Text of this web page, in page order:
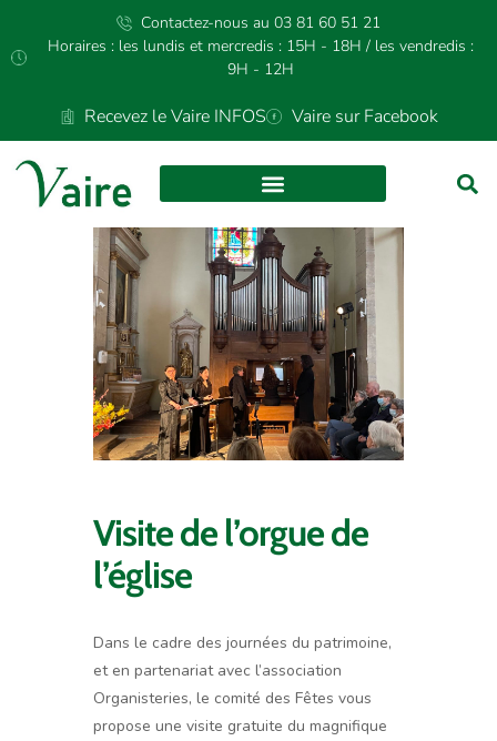
Contactez-nous au 03 81 60 51 21
Horaires : les lundis et mercredis : 15H - 18H / les vendredis :
9H - 12H
Recevez le Vaire INFOS Vaire sur Facebook
Visite de l’orgue de
l’église
Dans le cadre des journées du patrimoine,
et en partenariat avec l’association
Organisteries, le comité des Fêtes vous
propose une visite gratuite du magnifique